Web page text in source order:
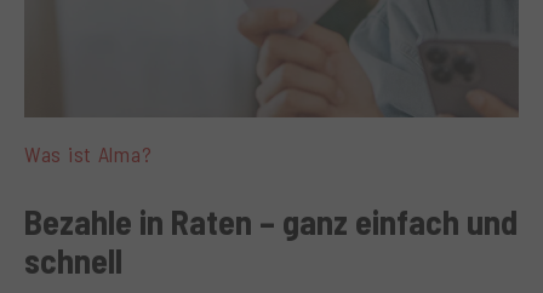
Was ist Alma?
Bezahle in Raten – ganz einfach und
schnell